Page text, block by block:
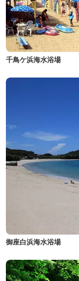
千鳥ケ浜海水浴場
御座白浜海水浴場